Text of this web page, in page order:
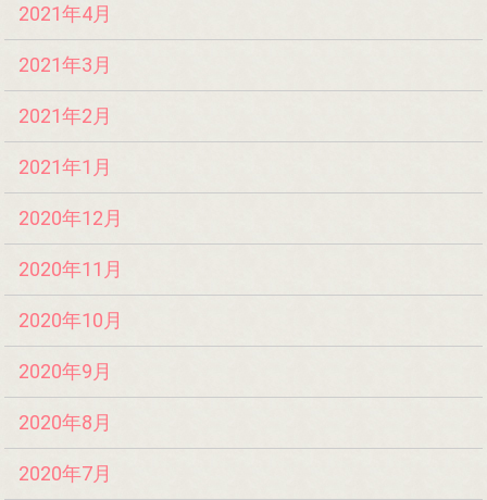
2021年4月
2021年3月
2021年2月
2021年1月
2020年12月
2020年11月
2020年10月
2020年9月
2020年8月
2020年7月